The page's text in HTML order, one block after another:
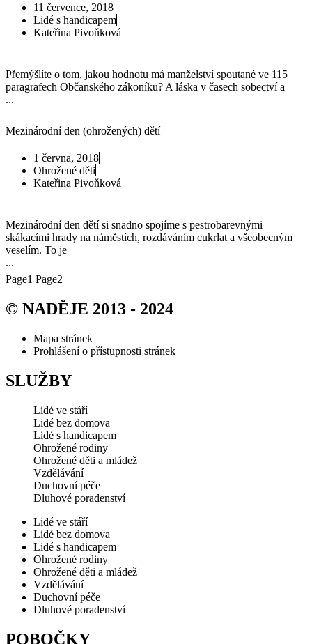
11 července, 2018
Lidé s handicapem
Kateřina Pivoňková
Přemýšlíte o tom, jakou hodnotu má manželství spoutané ve 115
paragrafech Občanského zákoníku? A láska v časech sobectví a
...
Mezinárodní den (ohrožených) dětí
1 června, 2018
Ohrožené děti
Kateřina Pivoňková
Mezinárodní den dětí si snadno spojíme s pestrobarevnými
skákacími hrady na náměstích, rozdáváním cukrlat a všeobecným
veselím. To je
...
Page1 Page2
© NADĚJE 2013 - 2024
Mapa stránek
Prohlášení o přístupnosti stránek
SLUŽBY
Lidé ve stáří
Lidé bez domova
Lidé s handicapem
Ohrožené rodiny
Ohrožené děti a mládež
Vzdělávání
Duchovní péče
Dluhové poradenství
Lidé ve stáří
Lidé bez domova
Lidé s handicapem
Ohrožené rodiny
Ohrožené děti a mládež
Vzdělávání
Duchovní péče
Dluhové poradenství
POBOČKY